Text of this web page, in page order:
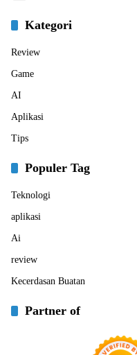
Kategori
Review
Game
AI
Aplikasi
Tips
Populer Tag
Teknologi
aplikasi
Ai
review
Kecerdasan Buatan
Partner of